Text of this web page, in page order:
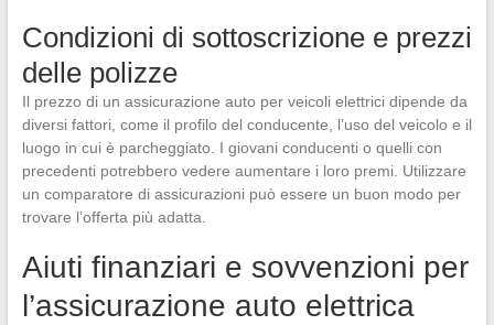
Condizioni di sottoscrizione e prezzi
delle polizze
Il prezzo di un assicurazione auto per veicoli elettrici dipende da
diversi fattori, come il profilo del conducente, l’uso del veicolo e il
luogo in cui è parcheggiato. I giovani conducenti o quelli con
precedenti potrebbero vedere aumentare i loro premi. Utilizzare
un comparatore di assicurazioni può essere un buon modo per
trovare l’offerta più adatta.
Aiuti finanziari e sovvenzioni per
l’assicurazione auto elettrica